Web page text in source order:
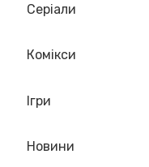
Серіали
Комікси
Ігри
Новини